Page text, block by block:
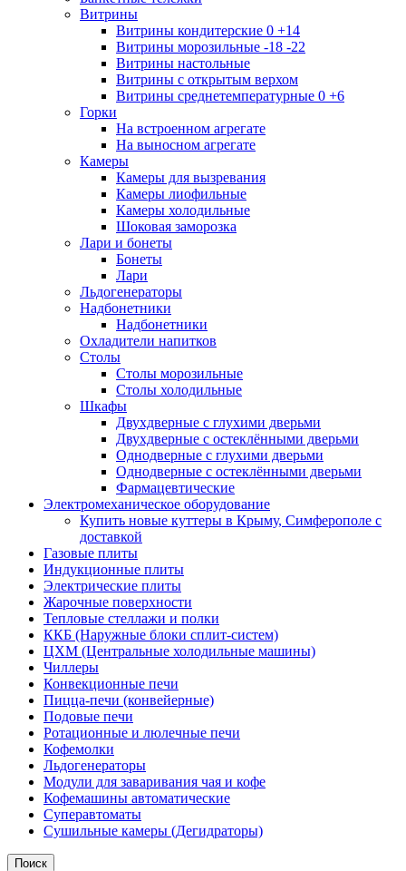
Витрины
Витрины кондитерские 0 +14
Витрины морозильные -18 -22
Витрины настольные
Витрины с открытым верхом
Витрины среднетемпературные 0 +6
Горки
На встроенном агрегате
На выносном агрегате
Камеры
Камеры для вызревания
Камеры лиофильные
Камеры холодильные
Шоковая заморозка
Лари и бонеты
Бонеты
Лари
Льдогенераторы
Надбонетники
Надбонетники
Охладители напитков
Столы
Столы морозильные
Столы холодильные
Шкафы
Двухдверные с глухими дверьми
Двухдверные с остеклёнными дверьми
Однодверные с глухими дверьми
Однодверные с остеклёнными дверьми
Фармацевтические
Электромеханическое оборудование
Купить новые куттеры в Крыму, Симферополе с
доставкой
Газовые плиты
Индукционные плиты
Электрические плиты
Жарочные поверхности
Тепловые стеллажи и полки
ККБ (Наружные блоки сплит-систем)
ЦХМ (Центральные холодильные машины)
Чиллеры
Конвекционные печи
Пицца-печи (конвейерные)
Подовые печи
Ротационные и люлечные печи
Кофемолки
Льдогенераторы
Модули для заваривания чая и кофе
Кофемашины автоматические
Суперавтоматы
Сушильные камеры (Дегидраторы)
Поиск